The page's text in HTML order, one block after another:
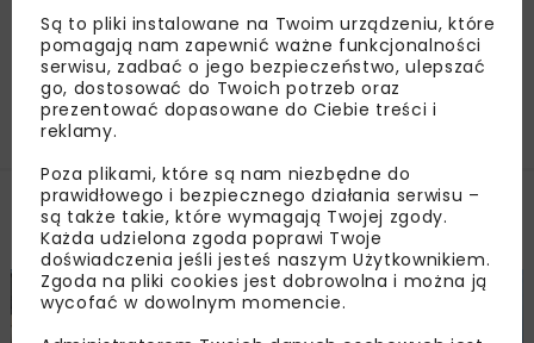
Ośrodka Ruczaj
Załaduj więcej...
Filmy
BUDOWNICTWO
Są to pliki instalowane na Twoim urządzeniu, które
pomagają nam zapewnić ważne funkcjonalności
serwisu, zadbać o jego bezpieczeństwo, ulepszać
go, dostosować do Twoich potrzeb oraz
prezentować dopasowane do Ciebie treści i
reklamy.
Poza plikami, które są nam niezbędne do
prawidłowego i bezpiecznego działania serwisu –
są także takie, które wymagają Twojej zgody.
Każda udzielona zgoda poprawi Twoje
doświadczenia jeśli jesteś naszym Użytkownikiem.
Zgoda na pliki cookies jest dobrowolna i można ją
wycofać w dowolnym momencie.